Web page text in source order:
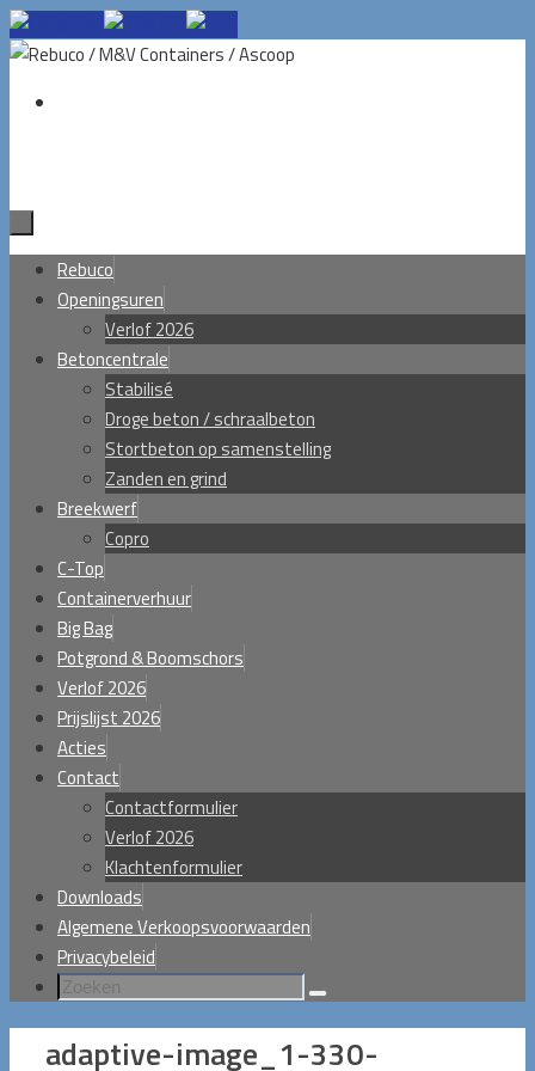
Ga
naar
inhoud
naar
inhoud
Rebuco
Openingsuren
Verlof 2026
Betoncentrale
Stabilisé
Droge beton / schraalbeton
Stortbeton op samenstelling
Zanden en grind
Breekwerf
Copro
C-Top
Containerverhuur
Big Bag
Potgrond & Boomschors
Verlof 2026
Prijslijst 2026
Acties
Contact
Contactformulier
Verlof 2026
Klachtenformulier
Downloads
Algemene Verkoopsvoorwaarden
Privacybeleid
Zoeken
adaptive-image_1-330-